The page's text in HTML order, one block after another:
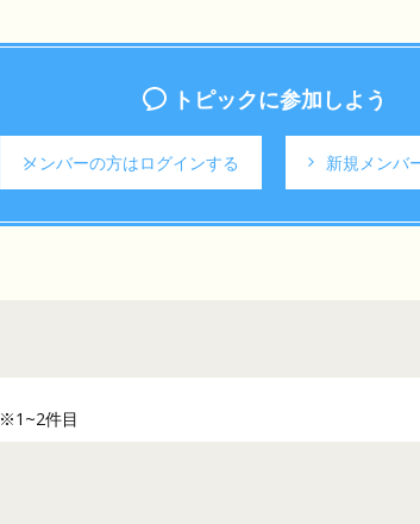
トピックに参加しよう
メンバーの方はログインする 新規メンバ
※1~2件目